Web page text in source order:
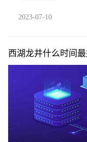
2023-07-10
西湖龙井什么时间